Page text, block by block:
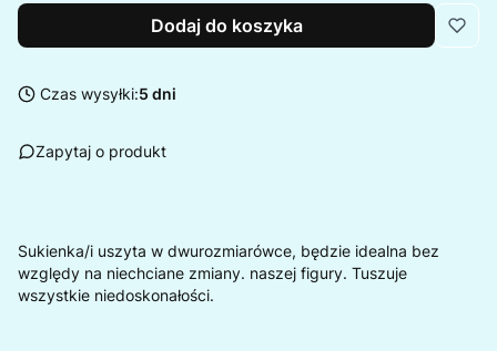
Dodaj do koszyka
Czas wysyłki:5 dni
Zapytaj o produkt
Sukienka/i uszyta w dwurozmiarówce, będzie idealna bez
względy na niechciane zmiany. naszej figury. Tuszuje
wszystkie niedoskonałości.